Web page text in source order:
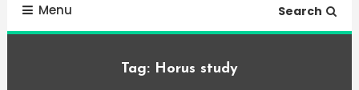
Menu Search
Tag: Horus study